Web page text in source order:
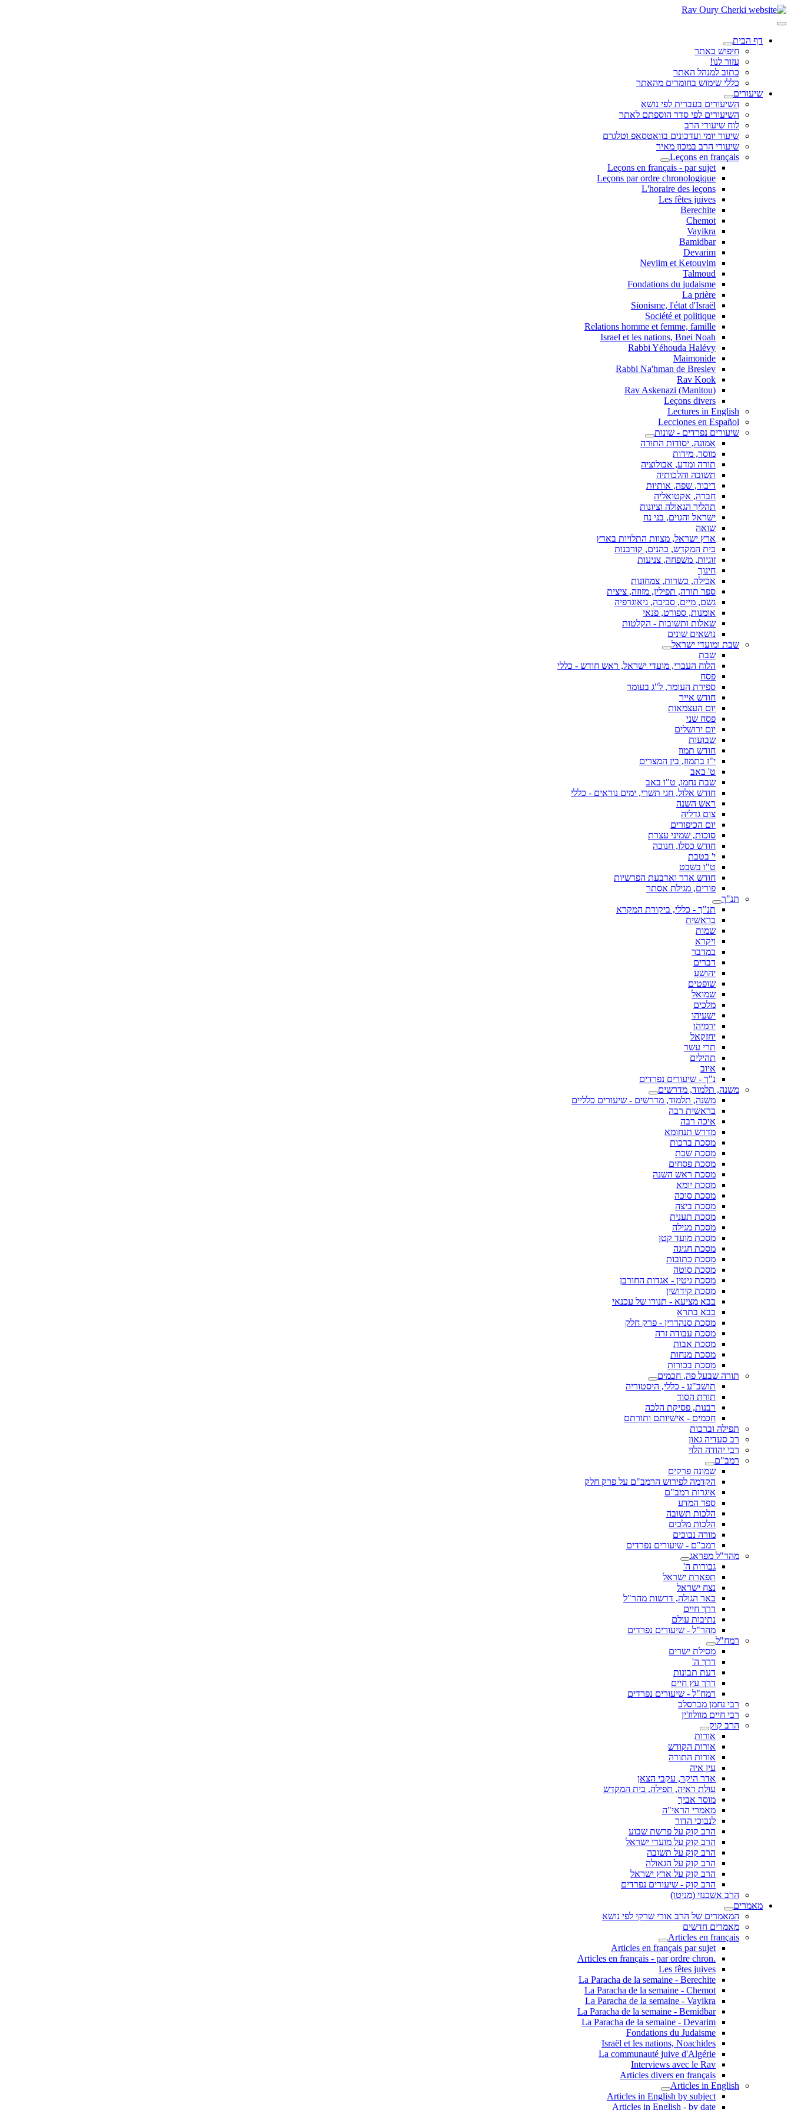
דף הבית
חיפוש באתר
עזור לנו!
כתוב למנהל האתר
כללי שימוש בחומרים מהאתר
שיעורים
השיעורים בעברית לפי נושא
השיעורים לפי סדר הוספתם לאתר
לוח שיעורי הרב
שיעור יומי ועדכונים בוואטסאפ וטלגרם
שיעורי הרב במכון מאיר
Leçons en français
Leçons en français - par sujet
Leçons par ordre chronologique
L'horaire des leçons
Les fêtes juives
Berechite
Chemot
Vayikra
Bamidbar
Devarim
Neviim et Ketouvim
Talmoud
Fondations du judaisme
La prière
Sionisme, l'état d'Israël
Société et politique
Relations homme et femme, famille
Israel et les nations, Bnei Noah
Rabbi Yéhouda Halévy
Maimonide
Rabbi Na'hman de Breslev
Rav Kook
(Rav Askenazi (Manitou
Leçons divers
Lectures in English
Lecciones en Español
שיעורים נפרדים - שונות
אמונה, יסודות התורה
מוסר, מידות
תורה ומדע, אבולוציה
תשובה והלכותיה
דיבור, שפה, אותיות
חברה, אקטואליה
תהליך הגאולה וציונות
ישראל והגוים, בני נח
שואה
ארץ ישראל, מצוות התלויות בארץ
בית המקדש, כהנים, קורבנות
זוגיות, משפחה, צניעות
חינוך
אכילה, כשרות, צמחונות
ספר תורה, תפילין, מזוזה, ציצית
גשם, מיים, סביבה, גיאוגרפיה
אומנות, ספורט, פנאי
שאלות ותשובות - הקלטות
נושאים שונים
שבת ומועדי ישראל
שבת
הלוח העברי, מועדי ישראל, ראש חודש - כללי
פסח
ספירת העומר, ל"ג בעומר
חודש אייר
יום העצמאות
פסח שני
יום ירושלים
שבועות
חודש תמוז
י"ז בתמוז, בין המצרים
ט' באב
שבת נחמו, ט"ו באב
חודש אלול, חגי תשרי, ימים נוראים - כללי
ראש השנה
צום גדליה
יום הכיפורים
סוכות, שמיני עצרת
חודש כסלו, חנוכה
י' בטבת
ט"ו בשבט
חודש אדר וארבעת הפרשיות
פורים, מגילת אסתר
תנ"ך
תנ"ך - כללי, ביקורת המקרא
בראשית
שמות
ויקרא
במדבר
דברים
יהושע
שופטים
שמואל
מלכים
ישעיהו
ירמיהו
יחזקאל
תרי עשר
תהילים
איוב
נ"ך - שיעורים נפרדים
משנה, תלמוד, מדרשים
משנה, תלמוד, מדרשים - שיעורים כלליים
בראשית רבה
איכה רבה
מדרש תנחומא
מסכת ברכות
מסכת שבת
מסכת פסחים
מסכת ראש השנה
מסכת יומא
מסכת סוכה
מסכת ביצה
מסכת תענית
מסכת מגילה
מסכת מועד קטן
מסכת חגיגה
מסכת כתובות
מסכת סוטה
מסכת גיטין - אגדות החורבן
מסכת קידושין
בבא מציעא - תנורו של עכנאי
בבא בתרא
מסכת סנהדרין - פרק חלק
מסכת עבודה זרה
מסכת אבות
מסכת מנחות
מסכת בכורות
תורה שבעל פה, חכמים
תושב"ע - כללי, היסטוריה
תורת הסוד
רבנות, פסיקת הלכה
חכמים - אישיותם ותורתם
תפילה וברכות
רב סעדיה גאון
רבי יהודה הלוי
רמב"ם
שמונה פרקים
הקדמה לפירוש הרמב"ם על פרק חלק
איגרות רמב"ם
ספר המדע
הלכות תשובה
הלכות מלכים
מורה נבוכים
רמב"ם - שיעורים נפרדים
מהר"ל מפראג
גבורות ה'
תפארת ישראל
נצח ישראל
באר הגולה, דרשות מהר"ל
דרך חיים
נתיבות עולם
מהר"ל - שיעורים נפרדים
רמח"ל
מסילת ישרים
דרך ה'
דעת תבונות
דרך עץ חיים
רמח"ל - שיעורים נפרדים
רבי נחמן מברסלב
רבי חיים מוולוז'ין
הרב קוק
אורות
אורות הקודש
אורות התורה
עין איה
אדר היקר, עקבי הצאן
עולת ראיה, תפילה, בית המקדש
מוסר אביך
מאמרי הראי"ה
לנבוכי הדור
הרב קוק על פרשת שבוע
הרב קוק על מועדי ישראל
הרב קוק על תשובה
הרב קוק על הגאולה
הרב קוק על ארץ ישראל
הרב קוק - שיעורים נפרדים
הרב אשכנזי (מניטו)
מאמרים
המאמרים של הרב אורי שרקי לפי נושא
מאמרים חדשים
Articles en français
Articles en français par sujet
.Articles en français - par ordre chron
Les fêtes juives
La Paracha de la semaine - Berechite
La Paracha de la semaine - Chemot
La Paracha de la semaine - Vayikra
La Paracha de la semaine - Bemidbar
La Paracha de la semaine - Devarim
Fondations du Judaisme
Israël et les nations, Noachides
La communauté juive d'Algérie
Interviews avec le Rav
Articles divers en français
Articles in English
Articles in English by subject
Articles in English - by date